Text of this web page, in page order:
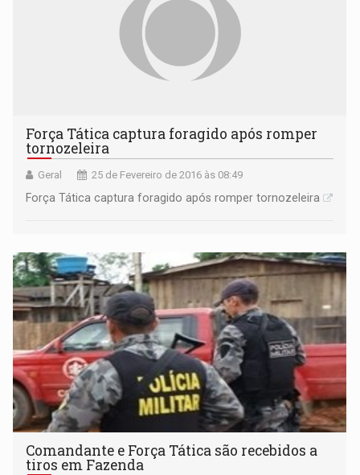
Força Tática captura foragido após romper
tornozeleira
Geral 25 de Fevereiro de 2016 às 08:49
Força Tática captura foragido após romper tornozeleira
Comandante e Força Tática são recebidos a
tiros em Fazenda